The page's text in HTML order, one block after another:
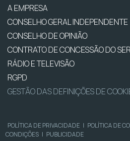
A EMPRESA
CONSELHO GERAL INDEPENDENTE
CONSELHO DE OPINIÃO
CONTRATO DE CONCESSÃO DO
RÁDIO E TELEVISÃO
RGPD
GESTÃO DAS DEFINIÇÕES DE
POLÍTICA DE PRIVACIDADE | POLÍTICA DE
CONDIÇÕES | PUBLICIDADE